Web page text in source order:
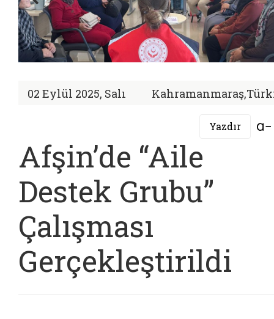
02 Eylül 2025, Salı
Yazdır
Afşin’de “Aile
Destek Grubu”
Çalışması
Gerçekleştirildi